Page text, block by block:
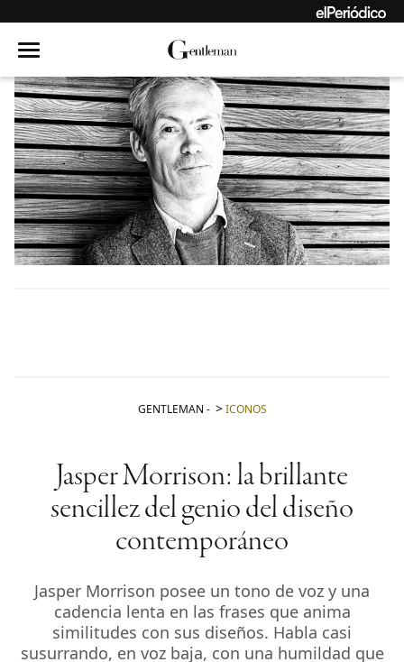
GENTLEMAN - ICONOS
Jasper Morrison: la brillante
sencillez del genio del diseño
contemporáneo
Jasper Morrison posee un tono de voz y una
cadencia lenta en las frases que anima
similitudes con sus diseños. Habla casi
susurrando, en voz baja, con una humildad que